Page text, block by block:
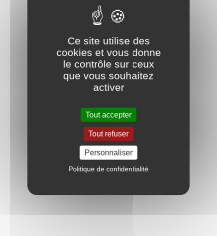
Ce site utilise des
cookies et vous donne
le contrôle sur ceux
que vous souhaitez
activer
Tout accepter
Tout refuser
Personnaliser
Politique de confidentialité